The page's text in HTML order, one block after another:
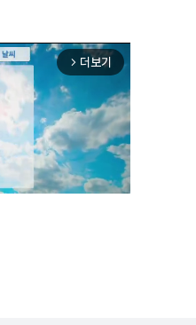
arrow_forward_ios 더보기